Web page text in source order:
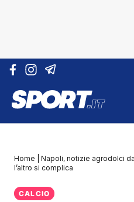
Vai al contenuto
Home
Napoli, notizie agrodolci
l’altro si complica
CALCIO